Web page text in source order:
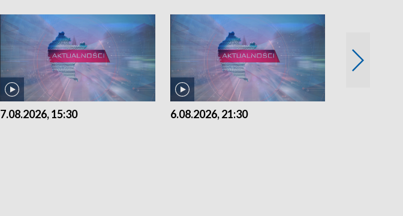
7.08.2026, 15:30 6.08.2026, 21:30